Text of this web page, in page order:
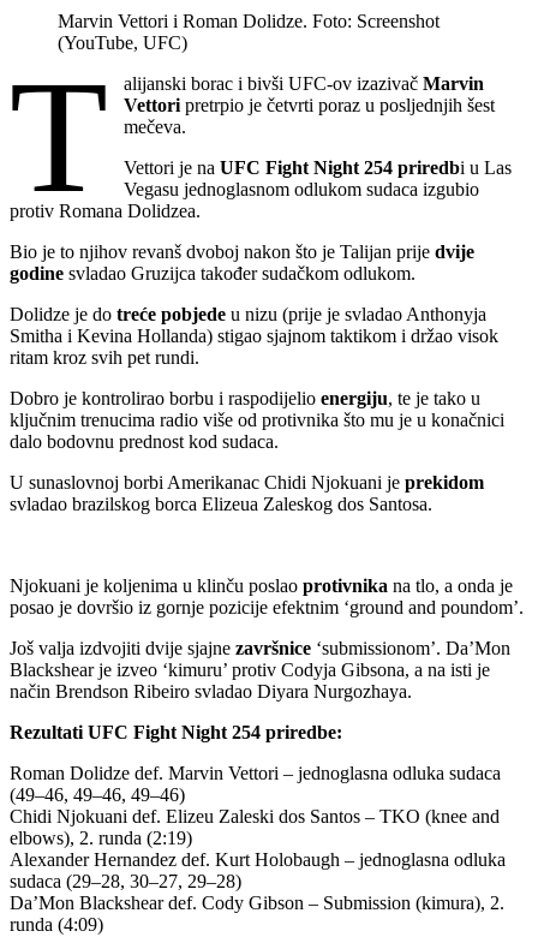
Marvin Vettori i Roman Dolidze. Foto: Screenshot
(YouTube, UFC)
T alijanski borac i bivši UFC-ov izazivačMarvin
Vettoripretrpio je četvrti poraz u posljednjih šest
mečeva.
Vettori je naUFC Fight Night 254 priredbi u Las
Vegasu jednoglasnom odlukom sudaca izgubio
protiv Romana Dolidzea.
Bio je to njihov revanš dvoboj nakon što je Talijan prije dvije
godine svladao Gruzijca također sudačkom odlukom.
Dolidze je do treće pobjede u nizu (prije je svladao Anthonyja
Smitha i Kevina Hollanda) stigao sjajnom taktikom i držao visok
ritam kroz svih pet rundi.
Dobro je kontrolirao borbu i raspodijelio energiju, te je tako u
ključnim trenucima radio više od protivnika što mu je u konačnici
dalo bodovnu prednost kod sudaca.
U sunaslovnoj borbi Amerikanac Chidi Njokuani je prekidom
svladao brazilskog borca Elizeua Zaleskog dos Santosa.
Njokuani je koljenima u klinču poslao protivnika na tlo, a onda je
posao je dovršio iz gornje pozicije efektnim ‘ground and poundom’.
Još valja izdvojiti dvije sjajne završnice ‘submissionom’. Da’Mon
Blackshear je izveo ‘kimuru’ protiv Codyja Gibsona, a na isti je
način Brendson Ribeiro svladao Diyara Nurgozhaya.
Rezultati UFC Fight Night 254 priredbe:
Roman Dolidze def. Marvin Vettori – jednoglasna odluka sudaca
(49–46, 49–46, 49–46)
Chidi Njokuani def. Elizeu Zaleski dos Santos – TKO (knee and
elbows), 2. runda (2:19)
Alexander Hernandez def. Kurt Holobaugh – jednoglasna odluka
sudaca (29–28, 30–27, 29–28)
Da’Mon Blackshear def. Cody Gibson – Submission (kimura), 2.
runda (4:09)